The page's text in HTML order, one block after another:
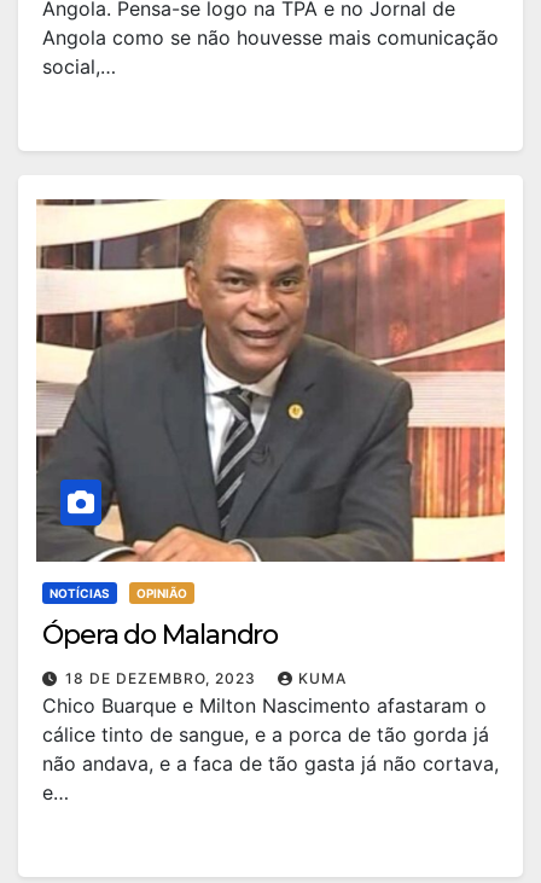
Angola. Pensa-se logo na TPA e no Jornal de
Angola como se não houvesse mais comunicação
social,…
NOTÍCIAS OPINIÃO
Ópera do Malandro
18 DE DEZEMBRO, 2023 KUMA
Chico Buarque e Milton Nascimento afastaram o
cálice tinto de sangue, e a porca de tão gorda já
não andava, e a faca de tão gasta já não cortava,
e…